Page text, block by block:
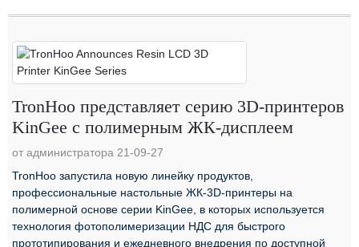
TronHoo представляет серию 3D-принтеров
KinGee с полимерным ЖК-дисплеем
от администратора 21-09-27
TronHoo запустила новую линейку продуктов,
профессиональные настольные ЖК-3D-принтеры на
полимерной основе серии KinGee, в которых используется
технология фотополимеризации НДС для быстрого
прототипирования и ежедневного внедрения по доступной